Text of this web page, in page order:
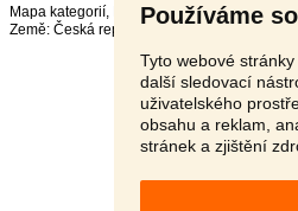
Používáme
Tyto webové
další sledovací
uživatelského
obsahu a reklam,
stránek a zjištění
Mapa kategorií,
Nejvyhledávanější výrazy
Země: Česká republika